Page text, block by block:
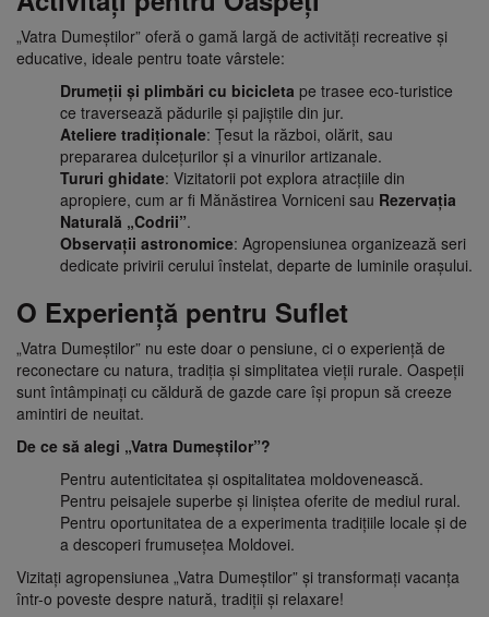
„Vatra Dumeștilor” oferă o gamă largă de activități recreative și
educative, ideale pentru toate vârstele:
Drumeții și plimbări cu bicicleta pe trasee eco-turistice
ce traversează pădurile și pajiștile din jur.
Ateliere tradiționale: Țesut la război, olărit, sau
prepararea dulcețurilor și a vinurilor artizanale.
Tururi ghidate: Vizitatorii pot explora atracțiile din
apropiere, cum ar fi Mănăstirea Vorniceni sau Rezervația
Naturală „Codrii”.
Observații astronomice: Agropensiunea organizează seri
dedicate privirii cerului înstelat, departe de luminile orașului.
O Experiență pentru Suflet
„Vatra Dumeștilor” nu este doar o pensiune, ci o experiență de
reconectare cu natura, tradiția și simplitatea vieții rurale. Oaspeții
sunt întâmpinați cu căldură de gazde care își propun să creeze
amintiri de neuitat.
De ce să alegi „Vatra Dumeștilor”?
Pentru autenticitatea și ospitalitatea moldovenească.
Pentru peisajele superbe și liniștea oferite de mediul rural.
Pentru oportunitatea de a experimenta tradițiile locale și de
a descoperi frumusețea Moldovei.
Vizitați agropensiunea „Vatra Dumeștilor” și transformați vacanța
într-o poveste despre natură, tradiții și relaxare!